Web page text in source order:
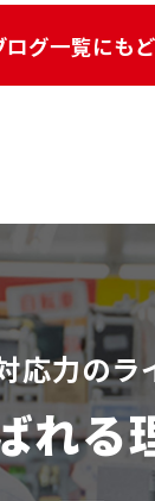
ログ一覧にも
応⼒のラ
れる